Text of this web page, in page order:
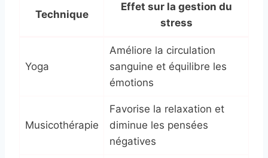
Technique
Effet sur la gestion du
stress
Yoga
Améliore la circulation
sanguine et équilibre les
émotions
Musicothérapie
Favorise la relaxation et
diminue les pensées
négatives